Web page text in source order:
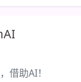
借助AI！